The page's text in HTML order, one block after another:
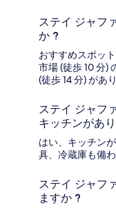
ステイ ジャフ
か ?
おすすめスポッ
市場 (徒歩 10 分)
(徒歩 14 分) があ
ステイ ジャフ
キッチンがあ
はい、キッチン
具、冷蔵庫も備わ
ステイ ジャフ
ますか ?